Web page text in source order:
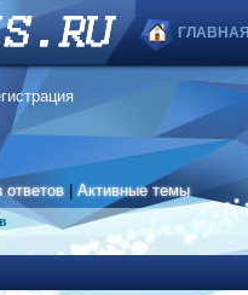
ГЛАВНАЯ
|Активные темы